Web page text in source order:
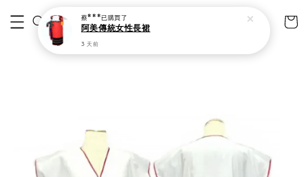
蔡***已購買了
阿美傳統女性長裙
3 天前